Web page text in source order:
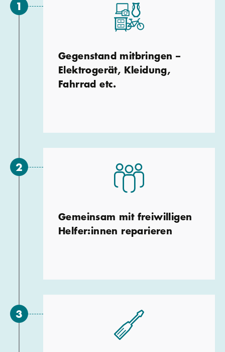
Gegenstand mitbringen –
Elektrogerät, Kleidung,
Fahrrad etc.
Gemeinsam mit freiwilligen
Helfer:innen reparieren